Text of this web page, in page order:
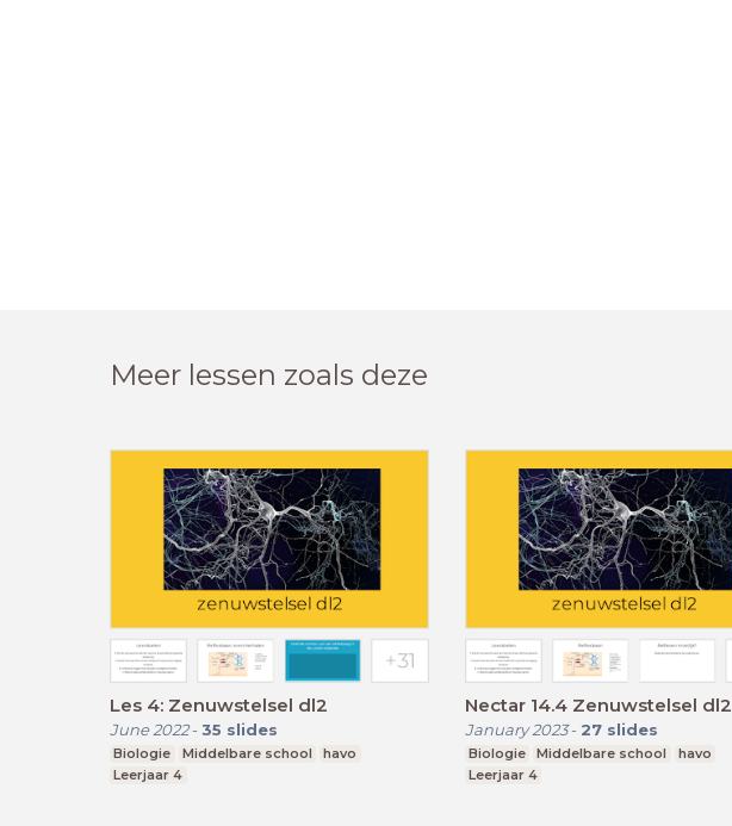
Meer lessen zoals deze
Les 4: Zenuwstelsel dl2
June 2022- 35 slides
Biologie Middelbare school
havo
Leerjaar 4
Nectar 14.4 Zenuwstelsel dl2
January 2023- 27 slides
Biologie Middelbare school
havo
Leerjaar 4